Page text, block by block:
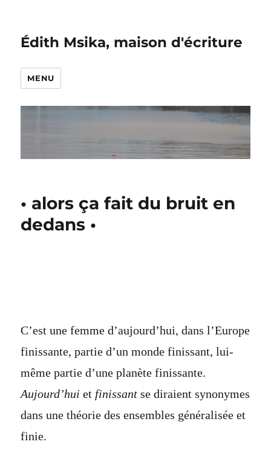
Édith Msika, maison d'écriture
MENU
• alors ça fait du bruit en
dedans •
C’est une femme d’aujourd’hui, dans l’Europe
finissante, partie d’un monde finissant, lui-
même partie d’une planète finissante.
Aujourd’hui et finissant se diraient synonymes
dans une théorie des ensembles généralisée et
finie.